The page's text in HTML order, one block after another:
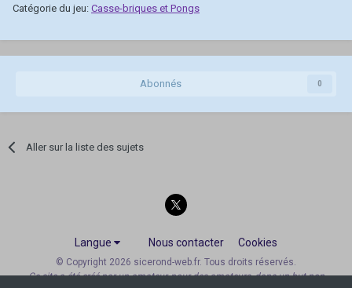
Catégorie du jeu: Casse-briques et Pongs
Abonnés 0
Aller sur la liste des sujets
Langue Nous contacter Cookies
© Copyright 2026 sicerond-web.fr. Tous droits réservés.
Ce site a été créé par un amateur, pour des amateurs, dans un but non